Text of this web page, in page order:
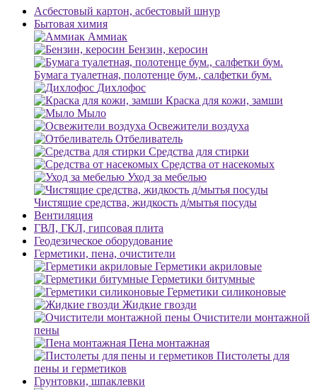
Асбестовый картон, асбестовый шнур
Бытовая химия
Аммиак
Бензин, керосин
Бумага туалетная, полотенце бум., салфетки бум.
Дихлофос
Краска для кожи, замши
Мыло
Освежители воздуха
Отбеливатель
Средства для стирки
Средства от насекомых
Уход за мебелью
Чистящие средства, жидкость д/мытья посуды
Вентиляция
ГВЛ, ГКЛ, гипсовая плита
Геодезическое оборудование
Герметики, пена, очистители
Герметики акриловые
Герметики битумные
Герметики силиконовые
Жидкие гвозди
Очистители монтажной
пены
Пена монтажная
Пистолеты для
пены и герметиков
Грунтовки, шпаклевки